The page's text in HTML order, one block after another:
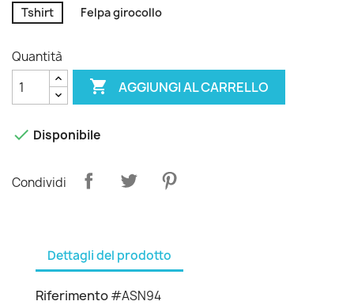
Tshirt Felpa girocollo
Quantità
 AGGIUNGI AL CARRELLO
 Disponibile
Condividi
Dettagli del prodotto
Riferimento#ASN94